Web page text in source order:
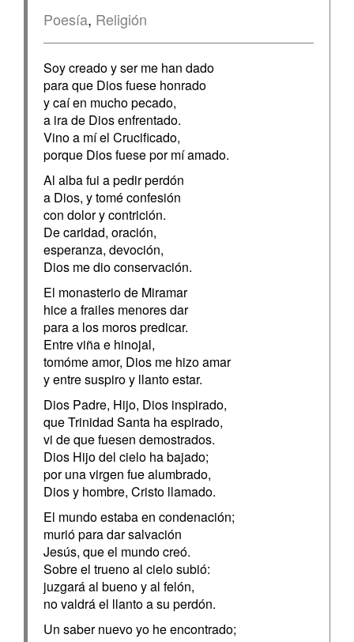
Poesía, Religión
Soy creado y ser me han dado
para que Dios fuese honrado
y caí en mucho pecado,
a ira de Dios enfrentado.
Vino a mí el Crucificado,
porque Dios fuese por mí amado.
Al alba fui a pedir perdón
a Dios, y tomé confesión
con dolor y contrición.
De caridad, oración,
esperanza, devoción,
Dios me dio conservación.
El monasterio de Miramar
hice a frailes menores dar
para a los moros predicar.
Entre viña e hinojal,
tomóme amor, Dios me hizo amar
y entre suspiro y llanto estar.
Dios Padre, Hijo, Dios inspirado,
que Trinidad Santa ha espirado,
vi de que fuesen demostrados.
Dios Hijo del cielo ha bajado;
por una virgen fue alumbrado,
Dios y hombre, Cristo llamado.
El mundo estaba en condenación;
murió para dar salvación
Jesús, que el mundo creó.
Sobre el trueno al cielo subió:
juzgará al bueno y al felón,
no valdrá el llanto a su perdón.
Un saber nuevo yo he encontrado;